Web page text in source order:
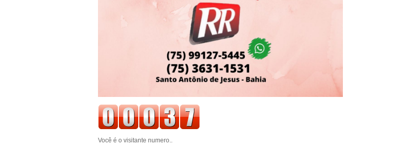
Você é o visitante numero..